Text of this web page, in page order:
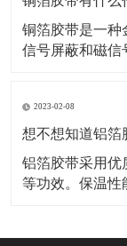
和网格区
铜箔胶带是一种
信号屏蔽和磁信
机，笔记电脑和
面氧气特性，可
材料等
2023-02-08
想不想知道铝箔
铝箔胶带采用优
等功效。保温性